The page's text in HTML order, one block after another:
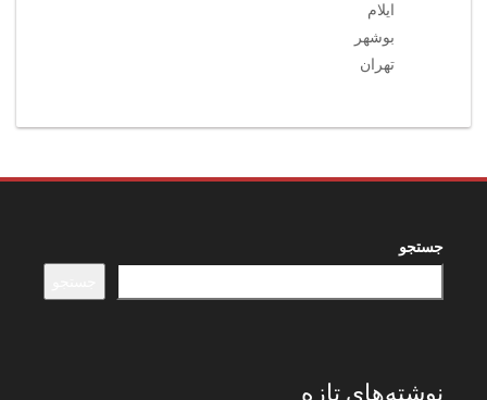
ایلام
بوشهر
تهران
جستجو
نوشته‌های تازه